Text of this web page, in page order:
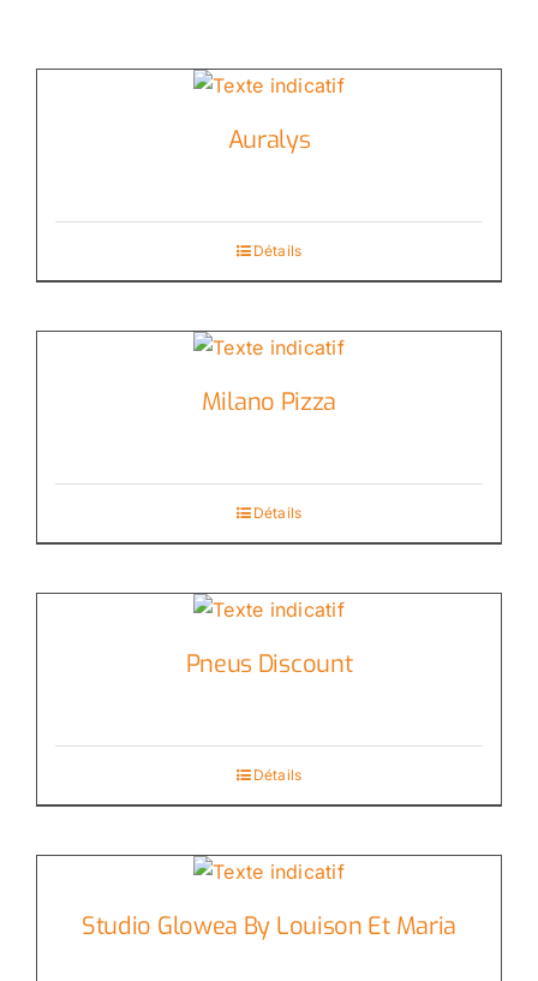
Auralys
Détails
Milano Pizza
Détails
Pneus Discount
Détails
Studio Glowea By Louison Et Maria